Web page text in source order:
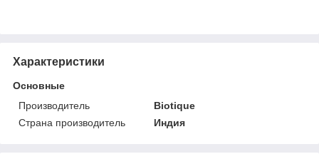
Характеристики
Основные
Производитель
Biotique
Страна производитель
Индия